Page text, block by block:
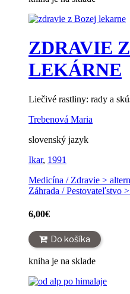
ZDRAVIE
LEKÁRNE
Liečivé rastliny: rady a
Trebenová Maria
slovenský jazyk
Ikar, 1991
Medicína / Zdravie >
Záhrada / Pestovateľstvo
6,00€
Do košíka
kniha je na sklade